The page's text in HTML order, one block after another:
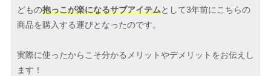
どもの抱っこが楽になるサブアイテムとして3年前にこちらの
商品を購入する運びとなったのです。
実際に使ったからこそ分かるメリットやデメリットをお伝えし
ます！